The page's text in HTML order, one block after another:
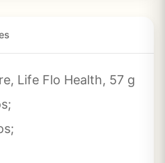
Life Flo Health, 57 g